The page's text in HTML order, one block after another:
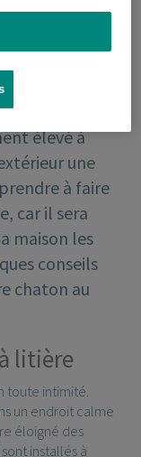
élevé à
une
à faire
car il sera
maison les
conseils
chaton au
litière
toute intimité.
un endroit calme
éloigné des
installés à